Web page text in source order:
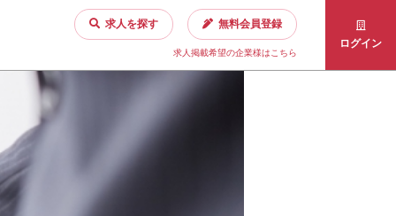
求人を探す 無料会員登録
求人掲載希望の企業様はこちら
ログイン